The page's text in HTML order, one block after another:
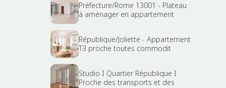
Préfecture/Rome 13001 - Plateau
à aménager en appartement
République/Joliette - Appartement
T3 proche toutes commodit
Studio I Quartier République I
Proche des transports et des